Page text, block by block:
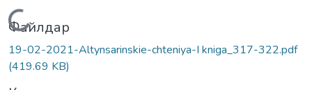
Жүктеу...
Файлдар
19-02-2021-Altynsarinskie-chteniya-I kniga_317-322.pdf
(419.69 KB)